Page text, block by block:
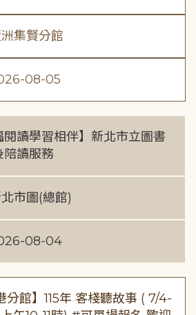
集賢分館
08-05
閱讀學習相伴】新北市立圖書
陪讀服務
市圖(總館)
08-04
分館】115年 客棧聽故事 ( 7/4-